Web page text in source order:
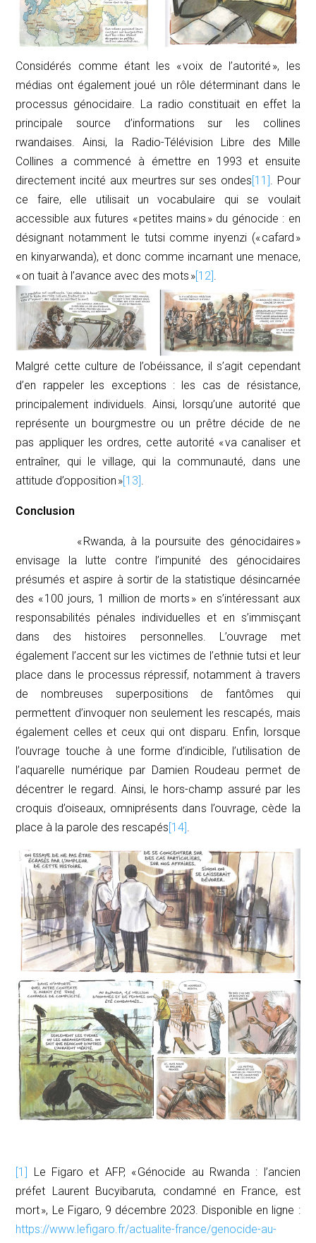
Considérés comme étant les « voix de l’autorité », les
médias ont également joué un rôle déterminant dans le
processus génocidaire. La radio constituait en effet la
principale source d’informations sur les collines
rwandaises. Ainsi, la Radio-Télévision Libre des Mille
Collines a commencé à émettre en 1993 et ensuite
directement incité aux meurtres sur ses ondes [11] . Pour
ce faire, elle utilisait un vocabulaire qui se voulait
accessible aux futures « petites mains » du génocide : en
désignant notamment le tutsi comme inyenzi(« cafard »
en kinyarwanda), et donc comme incarnant une menace,
« on tuait à l’avance avec des mots » [12] .
Malgré cette culture de l’obéissance, il s’agit cependant
d’en rappeler les exceptions : les cas de résistance,
principalement individuels. Ainsi, lorsqu’une autorité que
représente un bourgmestre ou un prêtre décide de ne
pas appliquer les ordres, cette autorité « va canaliser et
entraîner, qui le village, qui la communauté, dans une
attitude d’opposition »[13].
Conclusion
« Rwanda, à la poursuite des génocidaires »
envisage la lutte contre l’impunité des génocidaires
présumés et aspire à sortir de la statistique désincarnée
des « 100 jours, 1 million de morts » en s’intéressant aux
responsabilités pénales individuelles et en s’immisçant
dans des histoires personnelles. L’ouvrage met
également l’accent sur les victimes de l’ethnie tutsiet leur
place dans le processus répressif, notamment à travers
de nombreuses superpositions de fantômes qui
permettent d’invoquer non seulement les rescapés, mais
également celles et ceux qui ont disparu. Enfin, lorsque
l’ouvrage touche à une forme d’indicible, l’utilisation de
l’aquarelle numérique par Damien Roudeau permet de
décentrer le regard. Ainsi, le hors-champ assuré par les
croquis d’oiseaux, omniprésents dans l’ouvrage, cède la
place à la parole des rescapés[14].
[1]
Le Figaro et AFP, « Génocide au Rwanda : l’ancien
préfet Laurent Bucyibaruta, condamné en France, est
mort », Le Figaro, 9 décembre 2023. Disponible en ligne :
https://www.lefigaro.fr/actualite-france/genocide-au-